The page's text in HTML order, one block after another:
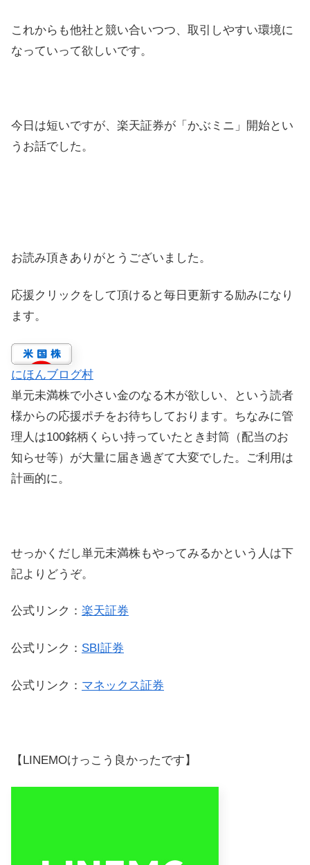
これからも他社と競い合いつつ、取引しやすい環境に
なっていって欲しいです。
今日は短いですが、楽天証券が「かぶミニ」開始とい
うお話でした。
お読み頂きありがとうございました。
応援クリックをして頂けると毎日更新する励みになり
ます。
にほんブログ村
単元未満株で小さい金のなる木が欲しい、という読者
様からの応援ポチをお待ちしております。ちなみに管
理人は100銘柄くらい持っていたとき封筒（配当のお
知らせ等）が大量に届き過ぎて大変でした。ご利用は
計画的に。
せっかくだし単元未満株もやってみるかという人は下
記よりどうぞ。
公式リンク： 楽天証券
公式リンク： SBI証券
公式リンク： マネックス証券
【LINEMOけっこう良かったです】